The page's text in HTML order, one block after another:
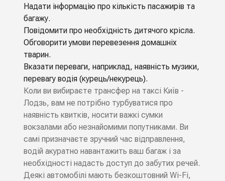
Надати інформацію про кількість пасажирів та
багажу.
Повідомити про необхідність дитячого крісла.
Обговорити умови перевезення домашніх
тварин.
Вказати переваги, наприклад, наявність музики,
перевагу водія (курець/некурець).
Коли ви вибираєте трансфер на таксі Київ -
Лодзь, вам не потрібно турбуватися про
наявність квитків, носити важкі сумки
вокзалами або незнайомими попутниками. Ви
самі призначаєте зручний час відправлення,
водій акуратно навантажить ваш багаж і за
необхідності надасть доступ до забутих речей.
Деякі автомобілі мають безкоштовний Wi-Fi,